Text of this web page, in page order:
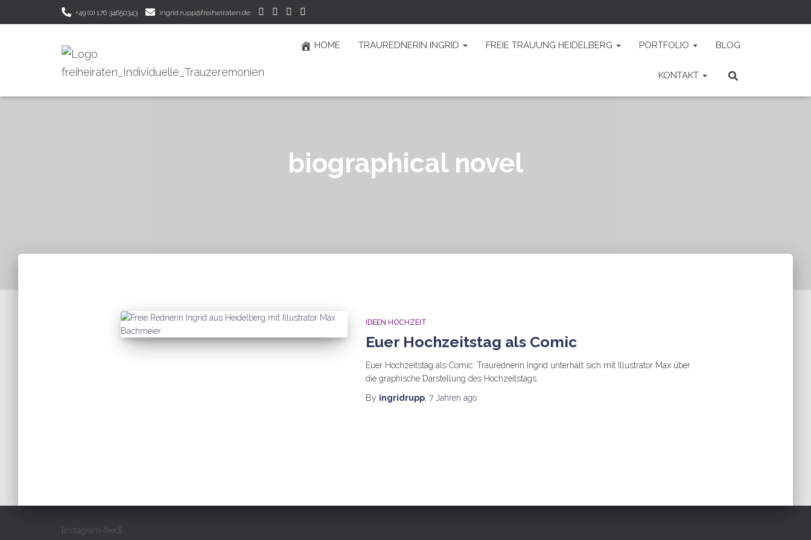
+49 (0) 176 34650343 ingrid.rupp@freiheiraten.de
HOME TRAUREDNERIN INGRID FREIE TRAUUNG HEIDELBERG PORTFOLIO BLOG
KONTAKT
biographical novel
IDEEN HOCHZEIT
Euer Hochzeitstag als Comic
Euer Hochzeitstag als Comic: Traurednerin Ingrid unterhält sich mit Illustrator Max über
die graphische Darstellung des Hochzeitstags.
By ingridrupp, 7 Jahren ago
[instagram-feed]